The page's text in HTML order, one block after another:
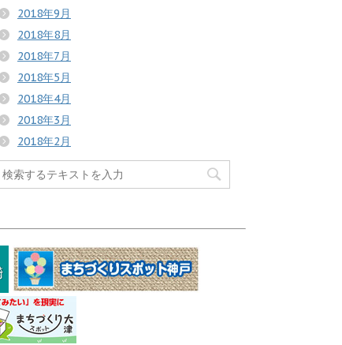
2018年9月
2018年8月
2018年7月
2018年5月
2018年4月
2018年3月
2018年2月